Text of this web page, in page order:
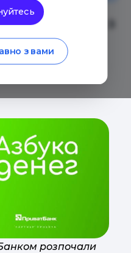
спецпроект з
для
розпочали
з вами